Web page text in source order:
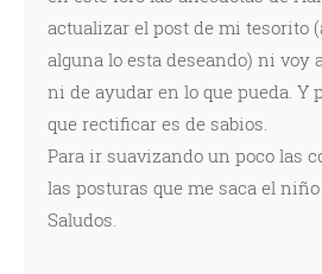
actualizar el post de mi tesorito
alguna lo esta deseando) ni voy
ni de ayudar en lo que pueda. Y
que rectificar es de sabios.
Para ir suavizando un poco las
las posturas que me saca el niño
Saludos.